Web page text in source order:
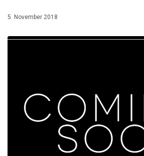
5. November 2018